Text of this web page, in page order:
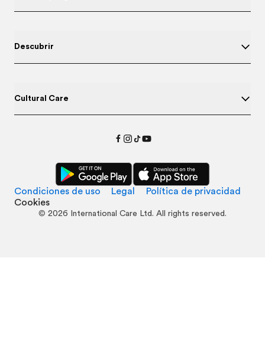
Descubrir
Cultural Care
Condiciones de uso Legal
Política de privacidad
Cookies
© 2026 International Care Ltd. All rights reserved.